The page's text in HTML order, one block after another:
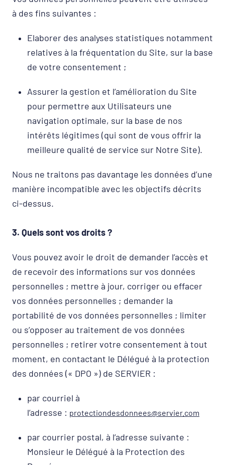
à des fins suivantes :
Elaborer des analyses statistiques notamment
relatives à la fréquentation du Site, sur la base
de votre consentement ;
Assurer la gestion et l’amélioration du Site
pour permettre aux Utilisateurs une
navigation optimale, sur la base de nos
intérêts légitimes (qui sont de vous offrir la
meilleure qualité de service sur Notre Site).
Nous ne traitons pas davantage les données d’une
manière incompatible avec les objectifs décrits
ci-dessus.
3. Quels sont vos droits ?
Vous pouvez avoir le droit de demander l’accès et
de recevoir des informations sur vos données
personnelles ; mettre à jour, corriger ou effacer
vos données personnelles ; demander la
portabilité de vos données personnelles ; limiter
ou s’opposer au traitement de vos données
personnelles ; retirer votre consentement à tout
moment, en contactant le Délégué à la protection
des données (« DPO ») de SERVIER :
par courriel à
l’adresse : protectiondesdonnees@servier.com
par courrier postal, à l’adresse suivante :
Monsieur le Délégué à la Protection des